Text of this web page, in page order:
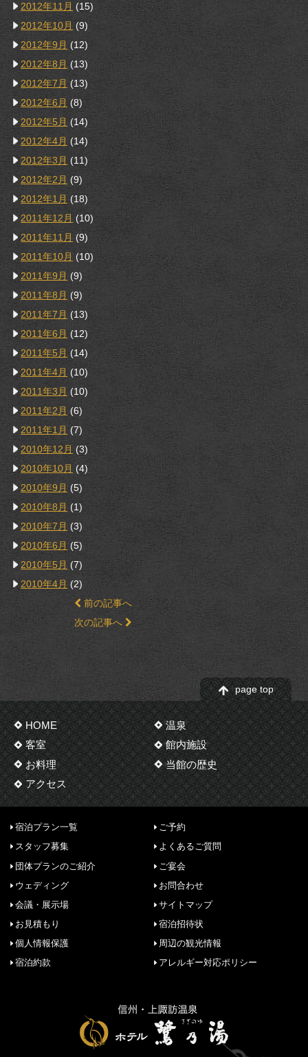
2012年11月 (15)
2012年10月 (9)
2012年9月 (12)
2012年8月 (13)
2012年7月 (13)
2012年6月 (8)
2012年5月 (14)
2012年4月 (14)
2012年3月 (11)
2012年2月 (9)
2012年1月 (18)
2011年12月 (10)
2011年11月 (9)
2011年10月 (10)
2011年9月 (9)
2011年8月 (9)
2011年7月 (13)
2011年6月 (12)
2011年5月 (14)
2011年4月 (10)
2011年3月 (10)
2011年2月 (6)
2011年1月 (7)
2010年12月 (3)
2010年10月 (4)
2010年9月 (5)
2010年8月 (1)
2010年7月 (3)
2010年6月 (5)
2010年5月 (7)
2010年4月 (2)
前の記事へ
次の記事へ
page top
HOME
温泉
客室
館内施設
お料理
当館の歴史
アクセス
宿泊プラン一覧
ご予約
スタッフ募集
よくあるご質問
団体プランのご紹介
ご宴会
ウェディング
お問合わせ
会議・展示場
サイトマップ
お見積もり
宿泊招待状
個人情報保護
周辺の観光情報
宿泊約款
アレルギー対応ポリシー